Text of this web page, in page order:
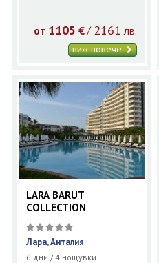
от 1105 €/ 2161 лв.
виж повече
LARA BARUT
COLLECTION
Лара, Анталия
6 дни / 4 нощувки